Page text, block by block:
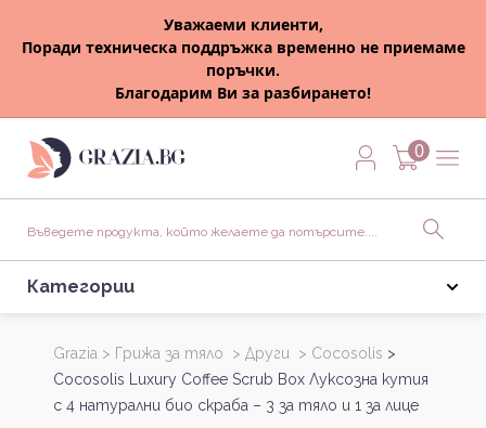
Уважаеми клиенти,
Поради техническа поддръжка временно не приемаме
поръчки.
Благодарим Ви за разбирането!
0
Категории
Grazia > Грижа за тяло > Други > Cocosolis >
Cocosolis Luxury Coffee Scrub Box Луксозна кутия
с 4 натурални био скраба – 3 за тяло и 1 за лице